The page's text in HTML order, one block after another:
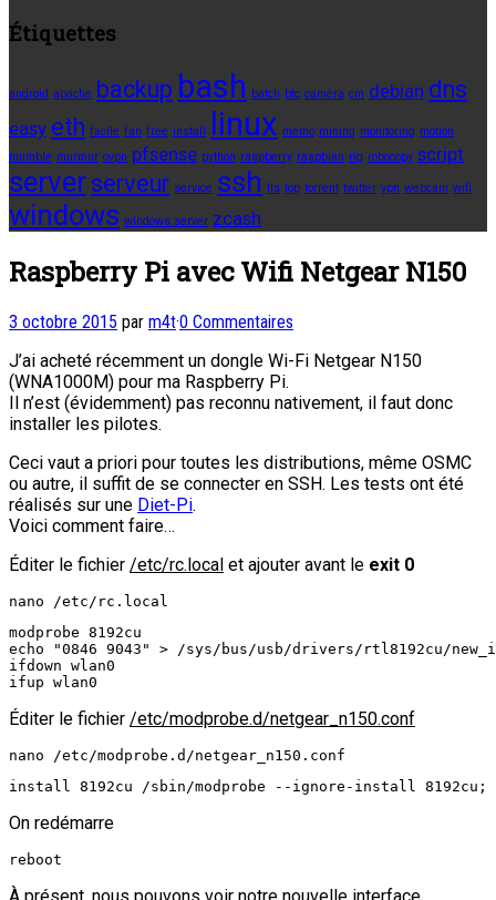
Étiquettes
android apache backup bash batch btc caméra cm debian dns
easy eth facile fan free install linux memo mining monitoring motion
mumble murmur ovpn pfsense python raspberry raspbian rig robocopy script
server serveur service ssh tls top torrent twitter vpn webcam wifi
windows windows server zcash
Raspberry Pi avec Wifi Netgear N150
3 octobre 2015 par m4t·0 Commentaires
J’ai acheté récemment un dongle Wi-Fi Netgear N150
(WNA1000M) pour ma Raspberry Pi.
Il n’est (évidemment) pas reconnu nativement, il faut donc
installer les pilotes.
Ceci vaut a priori pour toutes les distributions, même OSMC
ou autre, il suffit de se connecter en SSH. Les tests ont été
réalisés sur une Diet-Pi.
Voici comment faire…
Éditer le fichier /etc/rc.local et ajouter avant le exit 0
nano /etc/rc.local
modprobe 8192cu
echo "0846 9043" > /sys/bus/usb/drivers/rtl8192cu/
ifdown wlan0
ifup wlan0
Éditer le fichier /etc/modprobe.d/netgear_n150.conf
nano /etc/modprobe.d/netgear_n150.conf
install 8192cu /sbin/modprobe --ignore-install 8192cu;
On redémarre
reboot